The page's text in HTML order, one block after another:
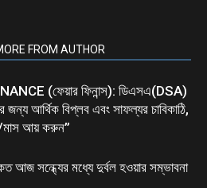
FROM AUTHOR
(ফেয়ার ফিনান্স): ডিএসএ(DSA)
জন্য আর্থিক বিপ্লব এবং সাফল্যর চাবিকাঠি,
মাস আয় করুন”
আজ সন্ধ্যের মধ্যে দুর্বল হওয়ার সম্ভাবনা